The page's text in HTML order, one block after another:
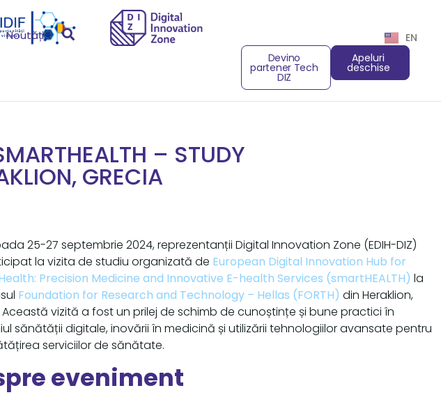
Noutăți
EN
Devino
partener Tech
DIZ
Apeluri
deschise
– STUDY
GRECIA
25-27 septembrie 2024, reprezentanții Digital Innovation Zone (EDIH-DIZ)
la vizita de studiu organizată de European Digital Innovation Hub for
Precision Medicine and Innovative E-health Services (smartHEALTH) la
Foundation for Research and Technology – Hellas (FORTH) din Heraklion,
Această vizită a fost un prilej de schimb de cunoștințe și bune practici în
sănătății digitale, inovării în medicină și utilizării tehnologiilor avansate pentru
serviciilor de sănătate.
eveniment